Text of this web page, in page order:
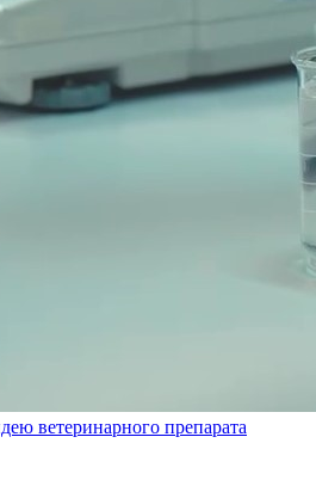
ветеринарного препарата